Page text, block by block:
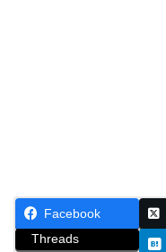
Facebook
Threads